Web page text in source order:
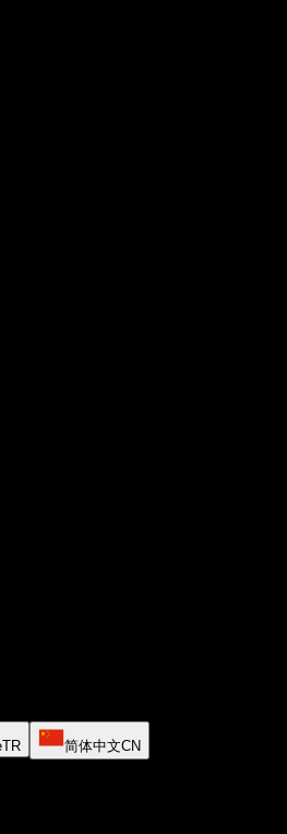
TR 简体中文CN